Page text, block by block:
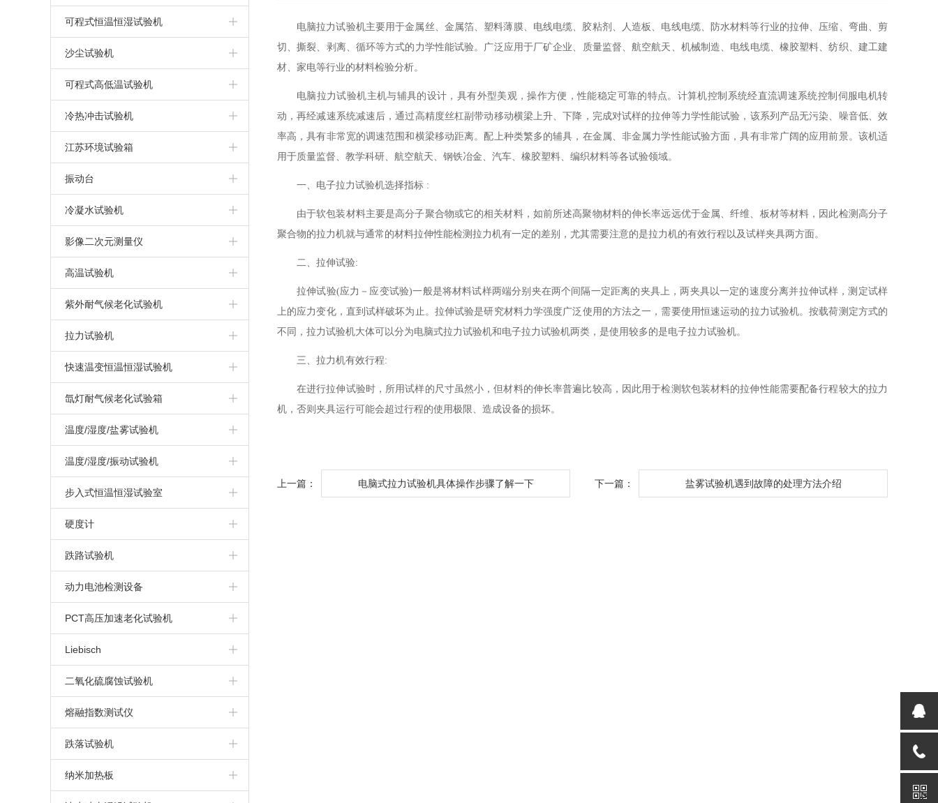
盐雾腐蚀试验箱
气密性试验箱
干热型盐雾腐蚀试验箱
触摸屏盐雾腐蚀试验箱
无水型盐雾腐蚀试验箱
PP盐雾腐蚀试验箱
触摸屏盐雾试验机
IPX5IPX6淋雨试验箱
步入式淋雨试验室
客车淋雨试验室
IPX9K高温高压淋雨试验机
IPX7/8加压浸水试验机
IPX5/6强喷水淋雨试验机
IPX3/4摆管式淋雨试验机
IPX1/2滴水式淋雨试验机
臭氧老化试验箱
可程式恒温恒湿试验机
可程式恒温恒湿试验箱
恒定湿热试验箱
上海恒温恒湿试验箱
恒温恒湿试验机
沙尘试验机
可程式沙尘试验箱
可程式高低温试验机
高低温试验机
上海高低温试验箱
冷热冲击试验机
高低温冲击试验机
两箱高低温冲击试验箱
冷热冲击试验机
三箱高低温冲击试验箱
两箱冷热冲击试验箱
三箱冷热冲击试验箱
江苏环境试验箱
振动台
振动试验系统
汽车模拟运输振动台
冷凝水试验机
冷凝水试验箱
影像二次元测量仪
高温试验机
高温试验箱（机）
紫外耐气候老化试验机
拉力试验机
万能材料拉力试验机
高温/高低温拉力试验机
快速温变恒温恒湿试验机
快速温变试验箱（非线性）
快速温变试验箱（线性）
氙灯耐气候老化试验箱
氙灯耐气候试验箱
温度/湿度/盐雾试验机
循环腐蚀试验箱
温度/湿度/振动试验机
步入式恒温恒湿试验室
步入式高温房
硬度计
布氏硬度计
维氏硬度计
洛氏硬度计
里氏硬度计
跌路试验机
动力电池检测设备
动力电池针刺挤压一体机
电池高空低气压模拟试验机
电池重物冲击试验机
动力电池针刺试验机
动力电池挤压试验机
PCT高压加速老化试验机
Liebisch
二氧化硫腐蚀试验机
熔融指数测试仪
跌落试验机
纳米加热板
电脑拉力试验机主要用于金属丝、金属箔、塑料薄膜、电线电缆、胶粘剂、人造板、电线电缆、防水材料等行业的拉伸、压缩、弯曲、剪
切、撕裂、剥离、循环等方式的力学性能试验。广泛应用于厂矿企业、质量监督、航空航天、机械制造、电线电缆、橡胶塑料、纺织、建工建
材、家电等行业的材料检验分析。
电脑拉力试验机主机与辅具的设计，具有外型美观，操作方便，性能稳定可靠的特点。计算机控制系统经直流调速系统控制伺服电机转
动，再经减速系统减速后，通过高精度丝杠副带动移动横梁上升、下降，完成对试样的拉伸等力学性能试验，该系列产品无污染、噪音低、效
率高，具有非常宽的调速范围和横梁移动距离。配上种类繁多的辅具，在金属、非金属力学性能试验方面，具有非常广阔的应用前景。该机适
用于质量监督、教学科研、航空航天、钢铁冶金、汽车、橡胶塑料、编织材料等各试验领域。
一、电子拉力试验机选择指标 :
由于软包装材料主要是高分子聚合物或它的相关材料，如前所述高聚物材料的伸长率远远优于金属、纤维、板材等材料，因此检测高分子
聚合物的拉力机就与通常的材料拉伸性能检测拉力机有一定的差别，尤其需要注意的是拉力机的有效行程以及试样夹具两方面。
二、拉伸试验:
拉伸试验(应力－应变试验)一般是将材料试样两端分别夹在两个间隔一定距离的夹具上，两夹具以一定的速度分离并拉伸试样，测定试样
上的应力变化，直到试样破坏为止。拉伸试验是研究材料力学强度广泛使用的方法之一，需要使用恒速运动的拉力试验机。按载荷测定方式的
不同，拉力试验机大体可以分为电脑式拉力试验机和电子拉力试验机两类，是使用较多的是电子拉力试验机。
三、拉力机有效行程:
在进行拉伸试验时，所用试样的尺寸虽然小，但材料的伸长率普遍比较高，因此用于检测软包装材料的拉伸性能需要配备行程较大的拉力
机，否则夹具运行可能会超过行程的使用极限、造成设备的损坏。
上一篇： 电脑式拉力试验机具体操作步骤了解一下 下一篇： 盐雾试验机遇到故障的处理方法介绍